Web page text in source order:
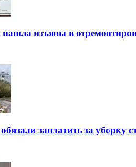
нашла изъяны в
заплатить за уборку